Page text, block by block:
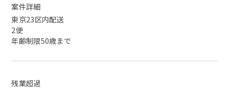
案件詳細
東京23区内配送
2便
年齢制限50歳まで
残業超過